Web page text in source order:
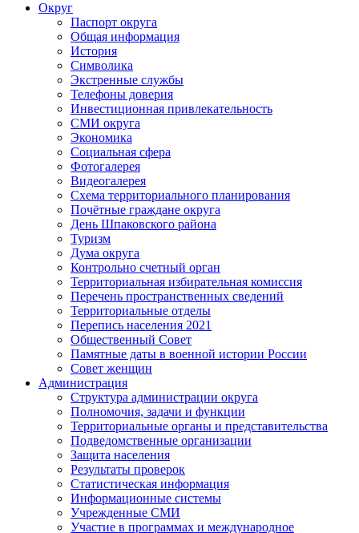
Округ
Паспорт округа
Общая информация
История
Символика
Экстренные службы
Телефоны доверия
Инвестиционная привлекательность
СМИ округа
Экономика
Социальная сфера
Фотогалерея
Видеогалерея
Схема территориального планирования
Почётные граждане округа
День Шпаковского района
Туризм
Дума округа
Контрольно счетный орган
Территориальная избирательная комиссия
Перечень пространственных сведений
Территориальные отделы
Перепись населения 2021
Общественный Совет
Памятные даты в военной истории России
Совет женщин
Администрация
Структура администрации округа
Полномочия, задачи и функции
Территориальные органы и представительства
Подведомственные организации
Защита населения
Результаты проверок
Статистическая информация
Информационные системы
Учрежденные СМИ
Участие в программах и международное